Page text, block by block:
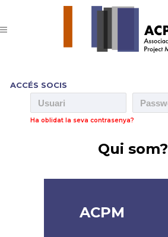
ACCÉS SOCIS
Ha oblidat la seva contrasenya?
Qui som?
ACPM